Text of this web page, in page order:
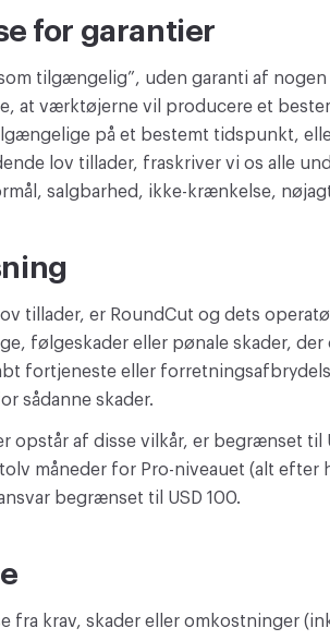
for garantier
tilgængelig”, uden garanti af
at værktøjerne vil producere et
på et bestemt tidspunkt,
lov tillader, fraskriver vi os alle
salgbarhed, ikke-krænkelse,
tillader, er RoundCut og dets
følgeskader eller pønale skader, der
fortjeneste eller
sådanne skader.
opstår af disse vilkår, er begrænset til
måneder for Pro-niveauet (alt efter
begrænset til USD 100.
fra krav, skader eller omkostninger